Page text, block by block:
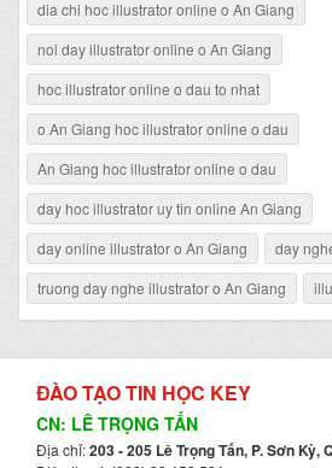
dia chi hoc illustrator online o An Giang
noi day illustrator online o An Giang
hoc illustrator online o dau to nhat
o An Giang hoc illustrator online o dau
An Giang hoc illustrator online o dau
day hoc illustrator uy tin online An Giang
day online illustrator o An Giang
day
truong day nghe illustrator o An Giang
ĐÀO TẠO TIN HỌC KEY
CN: LÊ TRỌNG TẤN
Địa chỉ:203 - 205 Lê Trọng Tấn, P. Sơn Kỳ,